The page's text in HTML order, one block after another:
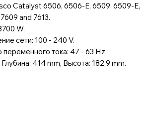
Catalyst 6506, 6506-E, 6509, 6509-E,
and 7613.
W.
сети: 100 - 240 V.
тока: 47 - 63 Hz.
414 mm, Высота: 182,9 mm.